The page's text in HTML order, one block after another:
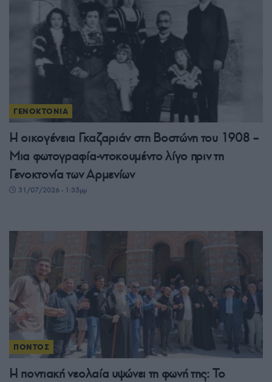
ΓΕΝΟΚΤΟΝΙΑ
Η οικογένεια Γκαζαριάν στη Βοστώνη του 1908 –
Μια φωτογραφία-ντοκουμέντο λίγο πριν τη
Γενοκτονία των Αρμενίων
31/07/2026 - 1:35μμ
ΠΟΝΤΟΣ
Η ποντιακή νεολαία υψώνει τη φωνή της: Το